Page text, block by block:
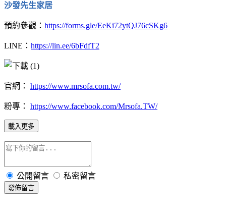
沙發先生家居
預約參觀： https://forms.gle/EeKi72ytQJ76cSKg6
LINE： https://lin.ee/6bFdfT2
官網： https://www.mrsofa.com.tw/
粉專： https://www.facebook.com/Mrsofa.TW/
載入更多
公開留言 私密留言
發佈留言